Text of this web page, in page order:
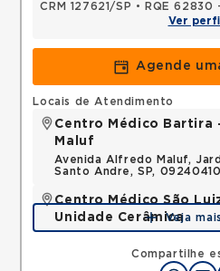
CRM 127621/SP • RQE 62830
Ver perfil
Agende
Compartilhe
Locais de Atendimento
Centro Médico Bartira
Maluf
Avenida Alfredo Maluf,
Santo Andre, SP, 09240410
Centro Médico São
Unidade Cerâmica
Alameda Caulim,
SP, 09531195 •
Veja